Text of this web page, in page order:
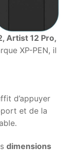
Artist 12 Pro,
XP-PEN, il
d’appuyer
et de la
dimensions